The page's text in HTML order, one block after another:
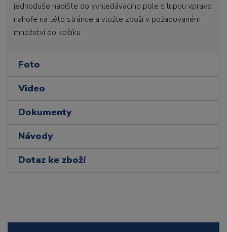
jednoduše napište do vyhledávacího pole s lupou vpravo
nahoře na této stránce a vložte zboží v požadovaném
množství do košíku
Foto
Video
Dokumenty
Návody
Dotaz ke zboží